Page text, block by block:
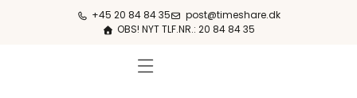
+45 20 84 84 35
post@timeshare.dk
OBS! NYT TLF.NR.: 20 84 84 35